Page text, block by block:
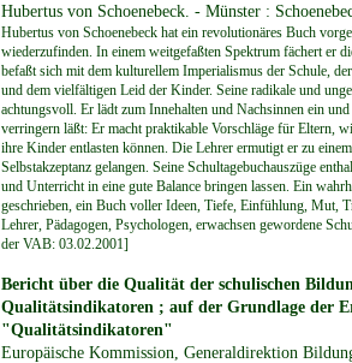
Hubertus von Schoenebeck. - Münster :
Hubertus von Schoenebeck hat ein revolutionäres Buch
wiederzufinden. In einem weitgefaßten Spektrum fächert er
befaßt sich mit dem kulturellem Imperialismus der Schule,
und dem vielfältigen Leid der Kinder. Seine radikale und
achtungsvoll. Er lädt zum Innehalten und Nachsinnen ein
verringern läßt: Er macht praktikable Vorschläge für Eltern,
ihre Kinder entlasten können. Die Lehrer ermutigt er zu
Selbstakzeptanz gelangen. Seine Schultagebuchauszüge
und Unterricht in eine gute Balance bringen lassen. Ein
geschrieben, ein Buch voller Ideen, Tiefe, Einfühlung, Mut,
Lehrer, Pädagogen, Psychologen, erwachsen gewordene
der VAB: 03.02.2001]
Bericht über die Qualität der schulischen
Qualitätsindikatoren ; auf der Grundlage der
"Qualitätsindikatoren"
Europäische Kommission, Generaldirektion